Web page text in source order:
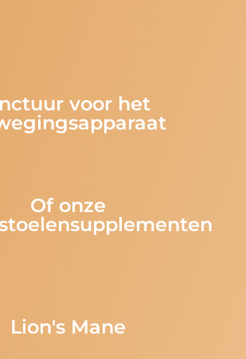
voor het
Of onze
Lion's Mane